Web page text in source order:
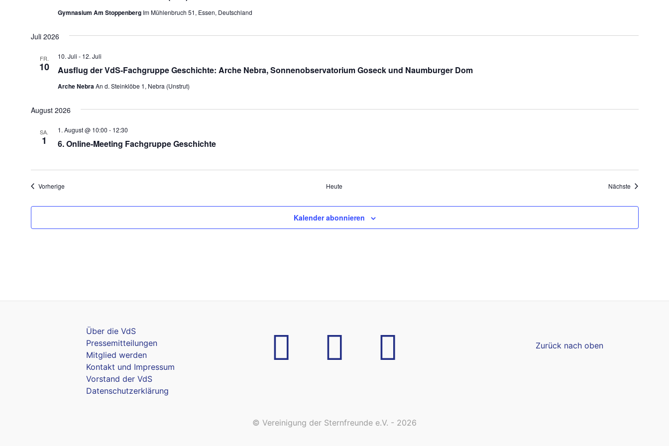
Gymnasium Am Stoppenberg Im Mühlenbruch 51, Essen, Deutschland
Juli 2026
FR.
10 Ausflug der VdS-Fachgruppe Geschichte: Arche Nebra, Sonnenobservatorium Goseck und Naumburger Dom
10. Juli - 12. Juli
Arche NebraAn d. Steinklöbe 1, Nebra (Unstrut)
August 2026
SA.
1 6. Online-Meeting Fachgruppe Geschichte
1. August @ 10:00 - 12:30
VorherigeVeranstaltungen Heute Nächste
Kalender abonnieren
Über die VdS
Pressemitteilungen
Mitglied werden
Kontakt und Impressum
Vorstand der VdS
Datenschutzerklärung
Zurück nach oben
© Vereinigung der Sternfreunde e.V. - 2026